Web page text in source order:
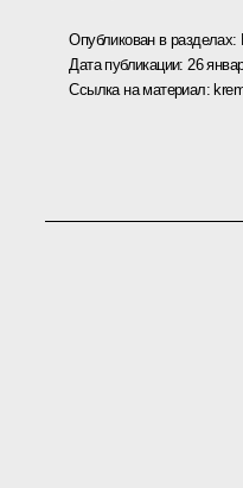
Опубликован в разделах:
Дата публикации: 26
Ссылка на материал: